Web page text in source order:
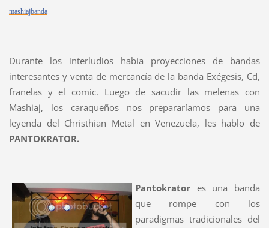
mashiajbanda
Durante los interludios había proyecciones de bandas
interesantes y venta de mercancía de la banda Exégesis, Cd,
franelas y el comic. Luego de sacudir las melenas con
Mashiaj, los caraqueños nos prepararíamos para una
leyenda del Christhian Metal en Venezuela, les hablo de
PANTOKRATOR.
Pantokrator es una banda
que rompe con los
paradigmas tradicionales del